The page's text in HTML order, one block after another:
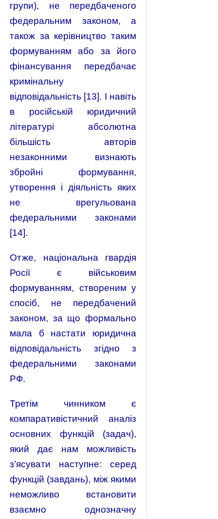
групи), не передбаченого
федеральним законом, а
також за керівництво таким
формуванням або за його
фінансування передбачає
кримінальну
відповідальність [13]. І навіть
в російській юридичний
літературі абсолютна
більшість авторів
незаконними визнають
збройні формування,
утворення і діяльність яких
не врегульована
федеральними законами
[14].
Отже, національна гвардія
Росії є військовим
формуванням, створеним у
спосіб, не передбачений
законом, за що формально
мала б настати юридична
відповідальність згідно з
федеральними законами
РФ.
Третім чинником є
компаративістичний аналіз
основних функцій (задач),
який дає нам можливість
з’ясувати наступне: серед
функцій (завдань), між якими
неможливо встановити
взаємно однозначну